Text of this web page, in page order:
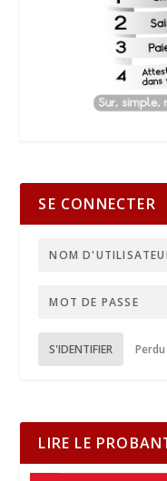
SE CONNECTER
S'IDENTIFIER
LIRE LE